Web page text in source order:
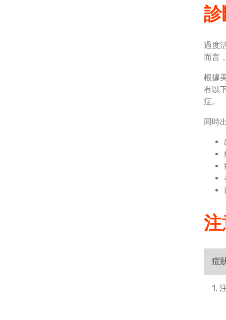
過度
而言
根據
有以
症。
同時
症
1.